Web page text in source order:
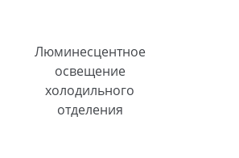
Люминесцентное
освещение
холодильного
отделения